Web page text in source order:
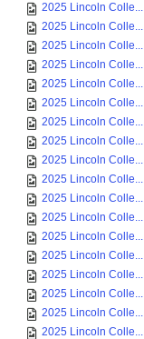
2025 Lincoln Colle...
2025 Lincoln Colle...
2025 Lincoln Colle...
2025 Lincoln Colle...
2025 Lincoln Colle...
2025 Lincoln Colle...
2025 Lincoln Colle...
2025 Lincoln Colle...
2025 Lincoln Colle...
2025 Lincoln Colle...
2025 Lincoln Colle...
2025 Lincoln Colle...
2025 Lincoln Colle...
2025 Lincoln Colle...
2025 Lincoln Colle...
2025 Lincoln Colle...
2025 Lincoln Colle...
2025 Lincoln Colle...